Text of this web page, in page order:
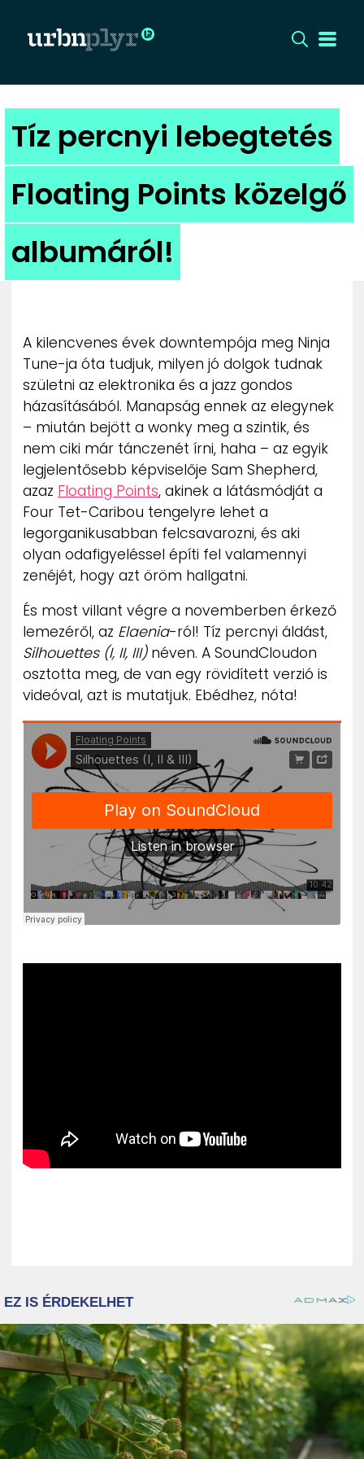
CÍMLAP
DIZÁJN
DIVAT
HIP
UTCA
ZENE
MÉDIAAJÁNLAT
IMPRESSZUM
PR-ARCHÍVUM
ADATKEZELÉSI TÁJÉKOZTATÓ
Tíz percnyi lebegtetés
Floating Points közelgő
albumáról!
A kilencvenes évek downtempója meg Ninja
Tune-ja óta tudjuk, milyen jó dolgok tudnak
születni az elektronika és a jazz gondos
házasításából. Manapság ennek az elegynek
– miután bejött a wonky meg a szintik, és
nem ciki már tánczenét írni, haha – az egyik
legjelentősebb képviselője Sam Shepherd,
azaz Floating Points, akinek a látásmódját a
Four Tet-Caribou tengelyre lehet a
legorganikusabban felcsavarozni, és aki
olyan odafigyeléssel építi fel valamennyi
zenéjét, hogy azt öröm hallgatni.
És most villant végre a novemberben érkező
lemezéről, az Elaenia-ról! Tíz percnyi áldást,
Silhouettes (I, II, III)néven. A SoundCloudon
osztotta meg, de van egy rövidített verzió is
videóval, azt is mutatjuk. Ebédhez, nóta!